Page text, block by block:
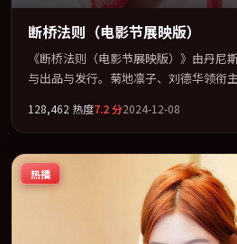
断桥法则（电影节展映版）
《断桥法则（电影节展映版）》由丹
与出品与发行。菊地凛子、刘德华领衔
作」类型为骨架，在叙事、表演与视听
04 在内地院线及主流平台同步亮相，
适合喜欢强情节与人物弧光的观众完整
128,462 热度7.2分2024-12-08
热播